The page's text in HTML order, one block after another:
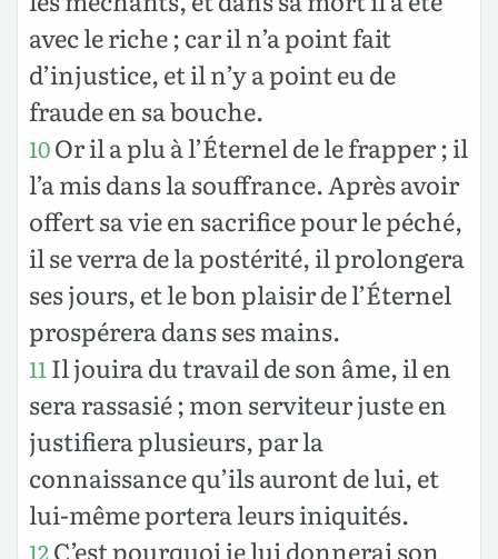
avec le riche ; car il n’a point fait
d’injustice, et il n’y a point eu de
fraude en sa bouche.
10Or il a plu à l’Éternel de le frapper ; il
l’a mis dans la souffrance. Après avoir
offert sa vie en sacrifice pour le péché,
il se verra de la postérité, il prolongera
ses jours, et le bon plaisir de l’Éternel
prospérera dans ses mains.
11 Il jouira du travail de son âme, il en
sera rassasié ; mon serviteur juste en
justifiera plusieurs, par la
connaissance qu’ils auront de lui, et
lui-même portera leurs iniquités.
12C’est pourquoi je lui donnerai son